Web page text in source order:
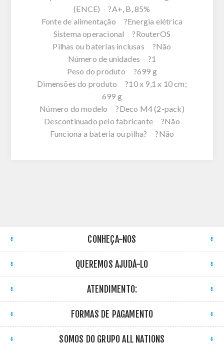
(ENCE) ?A+, B, 85%
Fonte de alimentação ?Energia elétrica
Sistema operacional ?RouterOS
Pilhas ou baterias inclusas ?Não
Número de unidades ?1
Peso do produto ?699 g
Dimensões do produto ?10 x 9,1 x 10 cm;
699 g
Número do modelo ?Deco M4 (2-pack)
Descontinuado pelo fabricante ?Não
Funciona a bateria ou pilha? ?Não
CONHEÇA-NOS
QUEREMOS AJUDÁ-LO
ATENDIMENTO:
FORMAS DE PAGAMENTO
SOMOS DO GRUPO ALL NATIONS